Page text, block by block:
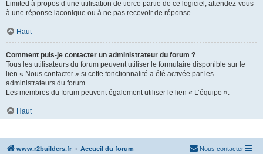
Limited à propos d’une utilisation de tierce partie de ce logiciel, attendez-vous
à une réponse laconique ou à ne pas recevoir de réponse.
Haut
Comment puis-je contacter un administrateur du forum ?
Tous les utilisateurs du forum peuvent utiliser le formulaire disponible sur le
lien « Nous contacter » si cette fonctionnalité a été activée par les
administrateurs du forum.
Les membres du forum peuvent également utiliser le lien « L’équipe ».
Haut
www.r2builders.fr Accueil du forum Nous contacter